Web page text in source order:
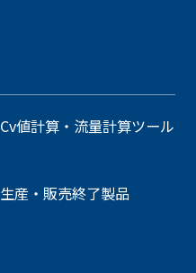
Cv値計算・流量計算ツール
生産・販売終了製品